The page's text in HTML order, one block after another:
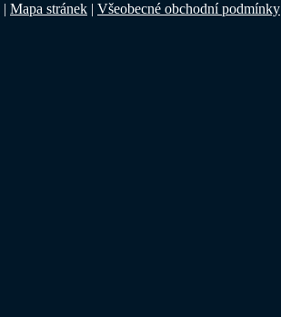
| Mapa stránek | Všeobecné obchodní podmínky